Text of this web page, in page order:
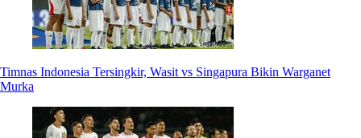
Timnas Indonesia Tersingkir, Wasit vs Singapura Bikin Warganet
Murka